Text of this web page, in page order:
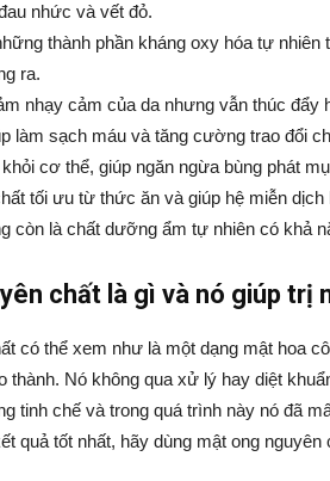
nhức và vết đỏ.
thành phần kháng oxy hóa tự
ra.
nhạy cảm của da nhưng vẫn thúc đẩy
làm sạch máu và tăng cường trao đổi
cơ thể, giúp ngăn ngừa bùng phát
tối ưu từ thức ăn và giúp hệ miễn dịch
còn là chất dưỡng ẩm tự nhiên có khả
chất là gì và nó giúp trị
có thể xem như là một dạng mật hoa
thành. Nó không qua xử lý hay diệt
tinh chế và trong quá trình này nó đã
quả tốt nhất, hãy dùng mật ong